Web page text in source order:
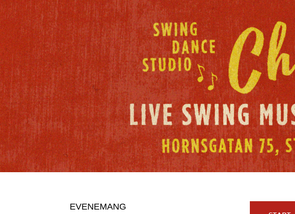
EVENEMANG